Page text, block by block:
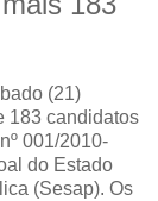
(21)
183 candidatos
001/2010-
do Estado
(Sesap). Os